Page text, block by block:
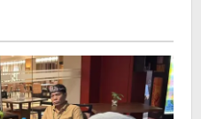
Rumah
Singgah
Segera
Diusulkan